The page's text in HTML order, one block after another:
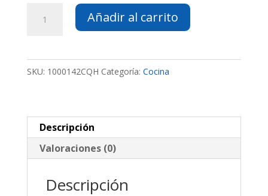
Mini Afilador
Eléctrico
cantidad
Añadir al carrito
SKU: 1000142CQH Categoría: Cocina
Descripción
Valoraciones (0)
Descripción